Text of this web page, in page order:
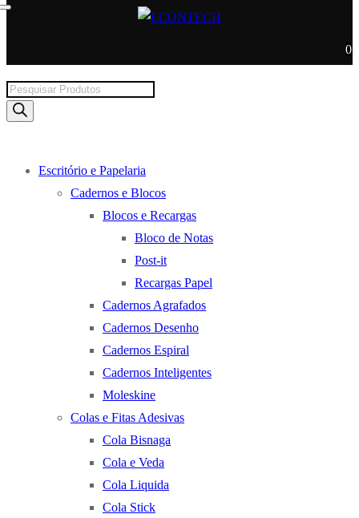
0
Products
search
Escritório e Papelaria
Cadernos e Blocos
Blocos e Recargas
Bloco de Notas
Post-it
Recargas Papel
Cadernos Agrafados
Cadernos Desenho
Cadernos Espiral
Cadernos Inteligentes
Moleskine
Colas e Fitas Adesivas
Cola Bisnaga
Cola e Veda
Cola Liquida
Cola Stick